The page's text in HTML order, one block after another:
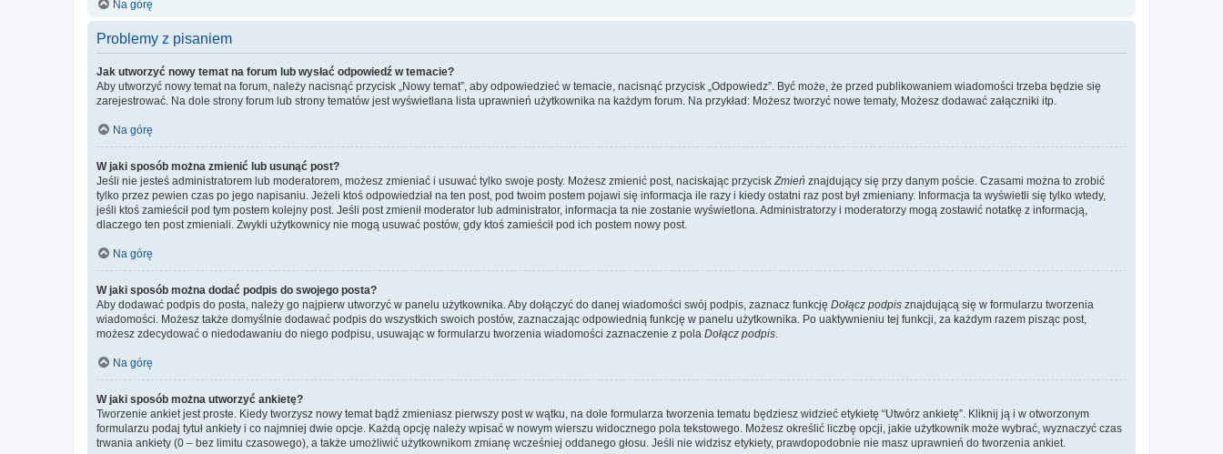
Na górę
Problemy z pisaniem
Jak utworzyć nowy temat na forum lub wysłać odpowiedź w temacie?
Aby utworzyć nowy temat na forum, należy nacisnąć przycisk „Nowy temat”, aby odpowiedzieć w temacie, nacisnąć przycisk „Odpowiedz”. Być może, że przed publikowaniem wiadomości trzeba będzie się
zarejestrować. Na dole strony forum lub strony tematów jest wyświetlana lista uprawnień użytkownika na każdym forum. Na przykład: Możesz tworzyć nowe tematy, Możesz dodawać załączniki itp.
Na górę
W jaki sposób można zmienić lub usunąć post?
Jeśli nie jesteś administratorem lub moderatorem, możesz zmieniać i usuwać tylko swoje posty. Możesz zmienić post, naciskając przycisk Zmień znajdujący się przy danym poście. Czasami można to zrobić
tylko przez pewien czas po jego napisaniu. Jeżeli ktoś odpowiedział na ten post, pod twoim postem pojawi się informacja ile razy i kiedy ostatni raz post był zmieniany. Informacja ta wyświetli się tylko wtedy,
jeśli ktoś zamieścił pod tym postem kolejny post. Jeśli post zmienił moderator lub administrator, informacja ta nie zostanie wyświetlona. Administratorzy i moderatorzy mogą zostawić notatkę z informacją,
dlaczego ten post zmieniali. Zwykli użytkownicy nie mogą usuwać postów, gdy ktoś zamieścił pod ich postem nowy post.
Na górę
W jaki sposób można dodać podpis do swojego posta?
Aby dodawać podpis do posta, należy go najpierw utworzyć w panelu użytkownika. Aby dołączyć do danej wiadomości swój podpis, zaznacz funkcję Dołącz podpis znajdującą się w formularzu tworzenia
wiadomości. Możesz także domyślnie dodawać podpis do wszystkich swoich postów, zaznaczając odpowiednią funkcję w panelu użytkownika. Po uaktywnieniu tej funkcji, za każdym razem pisząc post,
możesz zdecydować o niedodawaniu do niego podpisu, usuwając w formularzu tworzenia wiadomości zaznaczenie z pola Dołącz podpis
Na górę
W jaki sposób można utworzyć ankietę?
Tworzenie ankiet jest proste. Kiedy tworzysz nowy temat bądź zmieniasz pierwszy post w wątku, na dole formularza tworzenia tematu będziesz widzieć etykietę “Utwórz ankietę”. Kliknij ją i w otworzonym
formularzu podaj tytuł ankiety i co najmniej dwie opcje. Każdą opcję należy wpisać w nowym wierszu widocznego pola tekstowego. Możesz określić liczbę opcji, jakie użytkownik może wybrać, wyznaczyć czas
trwania ankiety (0 – bez limitu czasowego), a także umożliwić użytkownikom zmianę wcześniej oddanego głosu. Jeśli nie widzisz etykiety, prawdopodobnie nie masz uprawnień do tworzenia ankiet.